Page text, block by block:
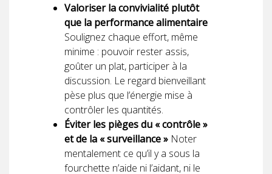
Valoriser la convivialité plutôt
que la performance alimentaire
Soulignez chaque effort, même
minime : pouvoir rester assis,
goûter un plat, participer à la
discussion. Le regard bienveillant
pèse plus que l’énergie mise à
contrôler les quantités.
Éviter les pièges du « contrôle »
et de la « surveillance » Noter
mentalement ce qu’il y a sous la
fourchette n’aide ni l’aidant, ni le